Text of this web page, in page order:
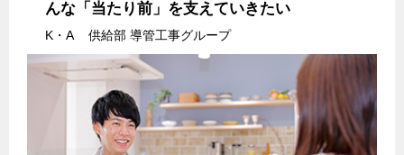
んな「当たり前」を支えていきたい
K・A 供給部 導管工事グループ